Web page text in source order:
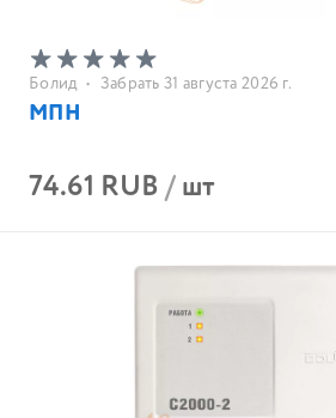
Болид • Забрать 31 августа 2026 г.
МПН
74.61 RUB/шт